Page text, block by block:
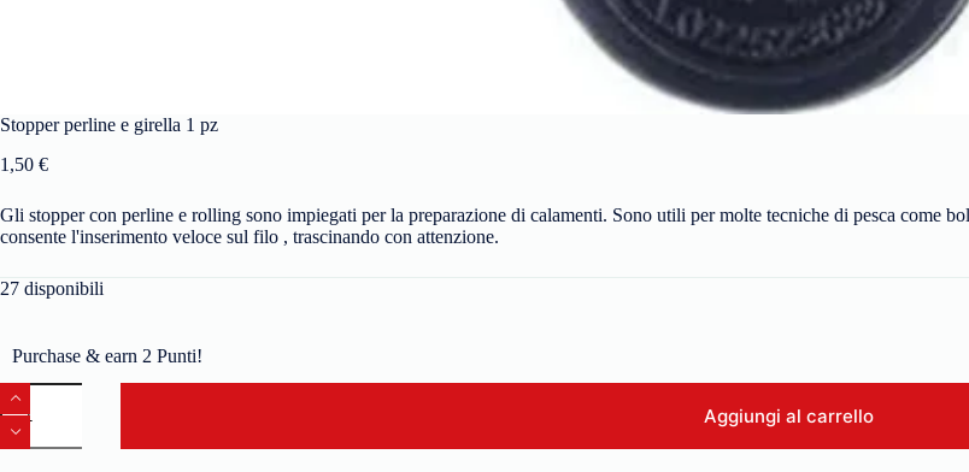
Stopper perline e girella 1 pz
1,50 €
Gli stopper con perline e rolling sono impiegati per la preparazione di calamenti. Sono utili per molte tecniche di pesca come
consente l'inserimento veloce sul filo , trascinando con attenzione.
27 disponibili
Purchase & earn 2 Punti!
Aggiungi al carrello